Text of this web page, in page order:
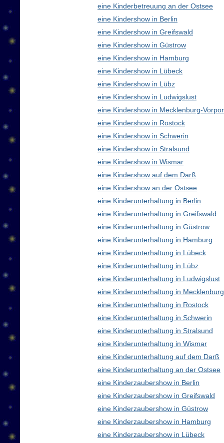
eine Kinderbetreuung an der Ostsee
eine Kindershow in Berlin
eine Kindershow in Greifswald
eine Kindershow in Güstrow
eine Kindershow in Hamburg
eine Kindershow in Lübeck
eine Kindershow in Lübz
eine Kindershow in Ludwigslust
eine Kindershow in Mecklenburg-
eine Kindershow in Rostock
eine Kindershow in Schwerin
eine Kindershow in Stralsund
eine Kindershow in Wismar
eine Kindershow auf dem Darß
eine Kindershow an der Ostsee
eine Kinderunterhaltung in Berlin
eine Kinderunterhaltung in Greifswald
eine Kinderunterhaltung in Güstrow
eine Kinderunterhaltung in Hamburg
eine Kinderunterhaltung in Lübeck
eine Kinderunterhaltung in Lübz
eine Kinderunterhaltung in Ludwigslust
eine Kinderunterhaltung in
eine Kinderunterhaltung in Rostock
eine Kinderunterhaltung in Schwerin
eine Kinderunterhaltung in Stralsund
eine Kinderunterhaltung in Wismar
eine Kinderunterhaltung auf dem Darß
eine Kinderunterhaltung an der Ostsee
eine Kinderzaubershow in Berlin
eine Kinderzaubershow in Greifswald
eine Kinderzaubershow in Güstrow
eine Kinderzaubershow in Hamburg
eine Kinderzaubershow in Lübeck